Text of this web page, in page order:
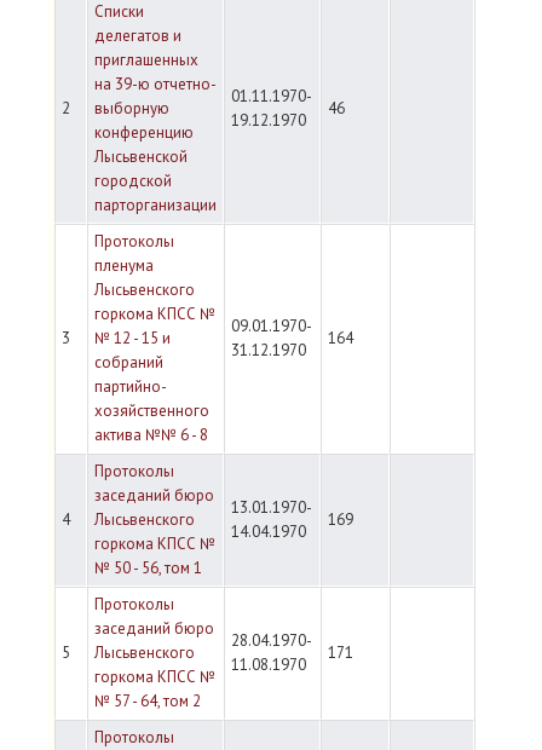
2
Списки
делегатов и
приглашенных
на 39-ю отчетно-
выборную
конференцию
Лысьвенской
городской
парторганизации
01.11.1970-
19.12.1970
46
3
Протоколы
пленума
Лысьвенского
горкома КПСС №
№ 12 - 15 и
собраний
партийно-
хозяйственного
актива №№ 6 - 8
09.01.1970-
31.12.1970
164
4
Протоколы
заседаний бюро
Лысьвенского
горкома КПСС №
№ 50 - 56, том 1
13.01.1970-
14.04.1970
169
5
Протоколы
заседаний бюро
Лысьвенского
горкома КПСС №
№ 57 - 64, том 2
28.04.1970-
11.08.1970
171
Протоколы